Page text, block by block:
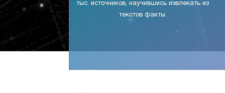
тыс. источников, научившись извлекать из
текстов факты.